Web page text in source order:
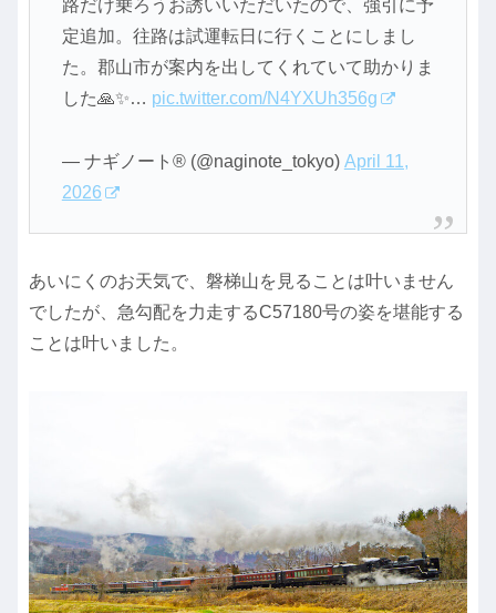
路だけ乗ろうお誘いいただいたので、強引に予
定追加。往路は試運転日に行くことにしまし
た。郡山市が案内を出してくれていて助かりま
した🙏✨… pic.twitter.com/N4YXUh356g
— ナギノート®︎ (@naginote_tokyo) April 11,
2026
あいにくのお天気で、磐梯山を見ることは叶いません
でしたが、急勾配を力走するC57180号の姿を堪能する
ことは叶いました。